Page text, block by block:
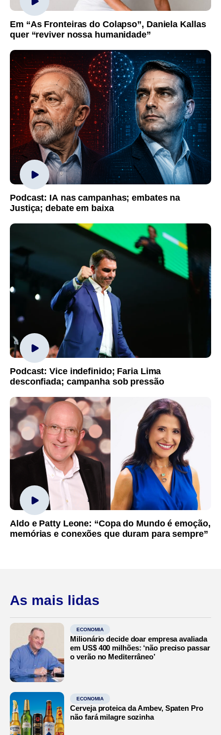
Em “As Fronteiras do Colapso”, Daniela Kallas
quer “reviver nossa humanidade”
Podcast: IA nas campanhas; embates na
Justiça; debate em baixa
Podcast: Vice indefinido; Faria Lima
desconfiada; campanha sob pressão
Aldo e Patty Leone: “Copa do Mundo é emoção,
memórias e conexões que duram para sempre”
As mais lidas
ECONOMIA
Milionário decide doar empresa avaliada
em US$ 400 milhões: ‘não preciso passar
o verão no Mediterrâneo’
ECONOMIA
Cerveja proteica da Ambev, Spaten Pro
não fará milagre sozinha